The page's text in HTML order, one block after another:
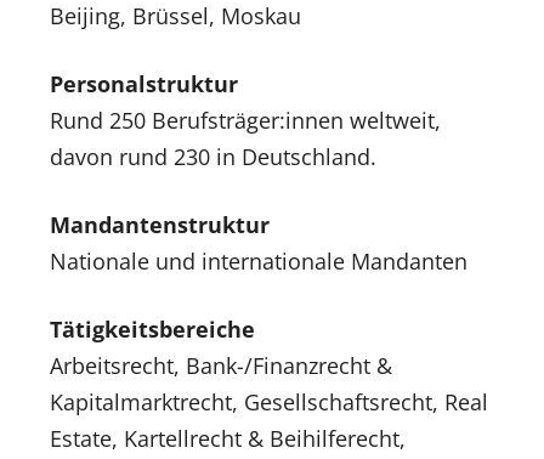
Beijing, Brüssel, Moskau
Personalstruktur
Rund 250 Berufsträger:innen weltweit,
davon rund 230 in Deutschland.
Mandantenstruktur
Nationale und internationale Mandanten
Tätigkeitsbereiche
Arbeitsrecht, Bank-/Finanzrecht &
Kapitalmarktrecht, Gesellschaftsrecht, Real
Estate, Kartellrecht & Beihilferecht,